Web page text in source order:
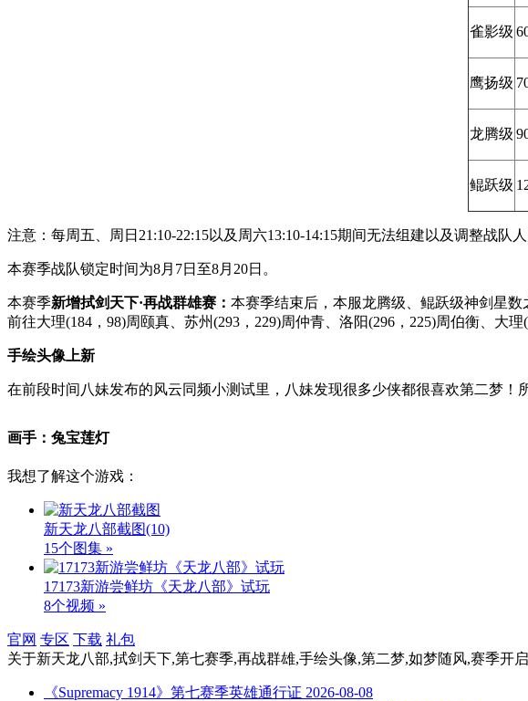
雀影级
鹰扬级
龙腾级
鲲跃级
注意：每周五、周日21:10-22:15以及周六13:10-14:15期间无法组建以及调整战队人
本赛季战队锁定时间为8月7日至8月20日。
本赛季新增拭剑天下·再战群雄赛： 本赛季结束后，本服龙腾级、鲲跃级神剑星
前往大理(184，98)周颐真、苏州(293，229)周仲青、洛阳(296，225)周伯衡、大理
手绘头像上新
在前段时间八妹发布的风云同频小测试里，八妹发现很多少侠都很喜欢第二梦！
画手：兔宝莲灯
我想了解这个游戏：
新天龙八部截图(10)
15个图集 »
17173新游尝鲜坊《天龙八部》试玩
8个视频 »
官网 专区 下载 礼包
关于新天龙八部,拭剑天下,第七赛季,再战群雄,手绘头像,第二梦,如梦随风,赛季开
《Supremacy 1914》第七赛季英雄通行证 2026-08-08